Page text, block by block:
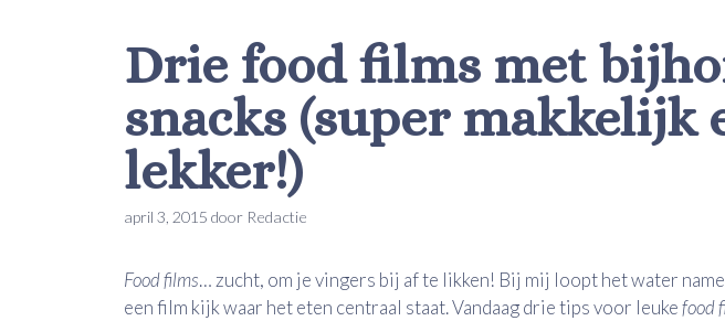
Drie food films met
snacks (super makkelijk
lekker!)
april 3, 2015 door Redactie
Food films… zucht, om je vingers bij af te likken! Bij mij loopt het water
een film kijk waar het eten centraal staat. Vandaag drie tips voor leukefood